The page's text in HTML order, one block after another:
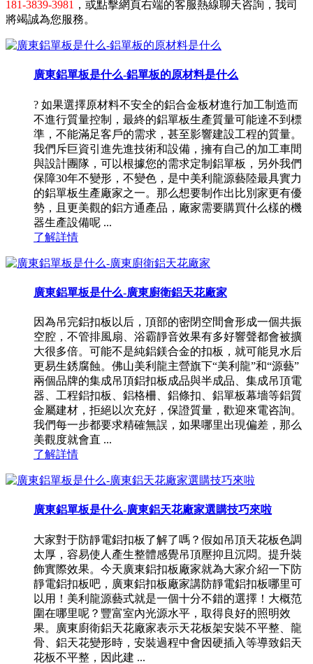
181-3839-3981 ，或點擊網頁右端的客服熱線聊天咨詢，我司
將竭誠為您服務。
廣東鋁單板是什么-鋁單板的原材料是什么
? 如果選擇原材料不安全的鋁合金板材進行加工制造而
不進行質量控制，最終的鋁單板生產質量可能達不到標
準，不能滿足客戶的需求，甚至影響建設工程的質量。
我們斥巨資引進先進技術和設備，擁有自己的加工車間
與設計團隊，可以根據您的需求定制鋁單板，另外我們
保障30年不變形，不變色，是中美利龍源藝陸最具實力
的鋁單板生產廠家之一。那么想要制作出比別家更有優
勢，且更美觀的鋁方通產品，廠家需要購買什么樣的機
器生產設備呢 ...
了解詳情
廣東鋁單板是什么-廣東廚衛鋁天花廠家
因為吊完鋁扣板以后，頂部的密閉空間會形成一個共振
空腔，不管排風扇、浴霸靜音效果有多好響聲都會被擴
大很多倍。可能不是純鋁鎂合金的扣板，就可能見水后
更易生銹腐蝕。佛山美利龍主營旗下“美利龍”和“源藝”
兩個品牌的集成吊頂鋁扣板成品與半成品、集成吊頂電
器、工程鋁扣板、鋁格柵、鋁條扣、鋁單板幕墻等鋁質
金屬建材，拒絕以次充好，保證質量，歡迎來電咨詢。
我們每一步都要求精確無誤，如果哪里出現偏差，那么
美觀度就會直 ...
了解詳情
廣東鋁單板是什么-廣東鋁天花廠家選購技巧來啦
大家對于防靜電鋁扣板了解了嗎？假如吊頂天花板色調
太厚，容易使人產生整體感覺吊頂壓抑且沉悶。提升裝
飾實際效果。今天廣東鋁扣板廠家就為大家介紹一下防
靜電鋁扣板吧，廣東鋁扣板廠家講防靜電鋁扣板哪里可
以用！美利龍源藝式就是一個十分不錯的選擇！大概范
圍在哪里呢？豐富室內光源水平，取得良好的照明效
果。廣東廚衛鋁天花廠家表示天花板架安裝不平整、龍
骨、鋁天花變形時，安裝過程中會因硬插入等導致鋁天
花板不平整，因此建 ...